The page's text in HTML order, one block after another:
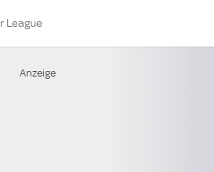
League